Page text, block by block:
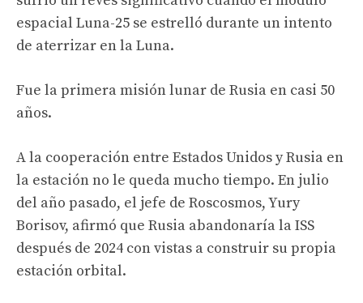
espacial Luna-25 se estrelló durante un intento
de aterrizar en la Luna.
Fue la primera misión lunar de Rusia en casi 50
años.
A la cooperación entre Estados Unidos y Rusia en
la estación no le queda mucho tiempo. En julio
del año pasado, el jefe de Roscosmos, Yury
Borisov, afirmó que Rusia abandonaría la ISS
después de 2024 con vistas a construir su propia
estación orbital.